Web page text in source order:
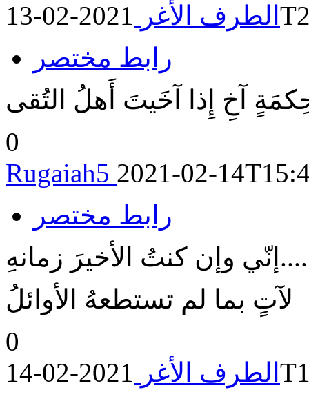
الطرف الأغر
رابط مختصر
آخِ إِذا آخَيتَ أَهلُ التُقى
0
Rugaiah5 2021-02-
رابط مختصر
إنّي وإن كنتُ الأخيرَ زمانهِ....
لآتٍ بما لم تستطعهُ الأوائلُ
0
الطرف الأغر